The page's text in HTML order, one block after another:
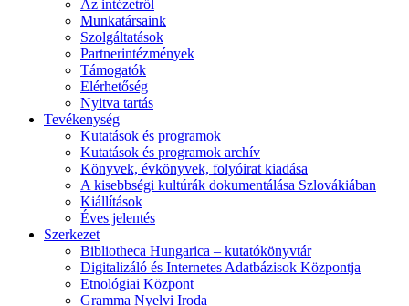
Az intézetről
Munkatársaink
Szolgáltatások
Partnerintézmények
Támogatók
Elérhetőség
Nyitva tartás
Tevékenység
Kutatások és programok
Kutatások és programok archív
Könyvek, évkönyvek, folyóirat kiadása
A kisebbségi kultúrák dokumentálása Szlovákiában
Kiállítások
Éves jelentés
Szerkezet
Bibliotheca Hungarica – kutatókönyvtár
Digitalizáló és Internetes Adatbázisok Központja
Etnológiai Központ
Gramma Nyelvi Iroda